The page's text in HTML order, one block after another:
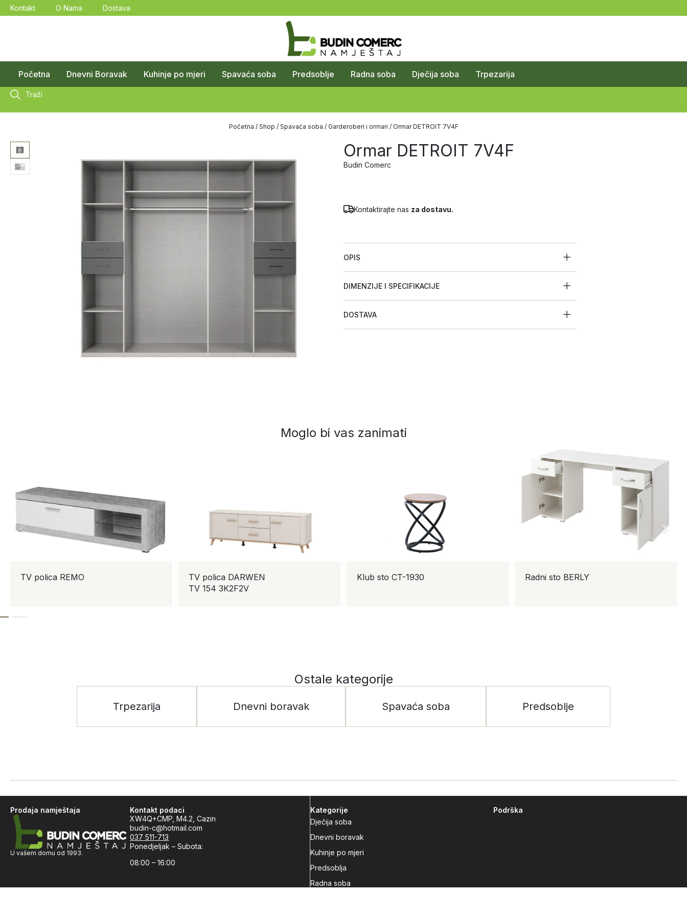
Kontakt O Nama Dostava
Početna Dnevni Boravak Kuhinje po mjeri Spavaća soba Predsoblje Radna soba Dječija soba Trpezarija
Traži
Početna / Shop / Spavaća soba / Garderoberi i ormari / Ormar DETROIT 7V4F
Ormar DETROIT 7V4F
Budin Comerc
Kontaktirajte nas za dostavu.
OPIS
DIMENZIJE I SPECIFIKACIJE
DOSTAVA
Moglo bi vas zanimati
TV polica REMO
TV polica DARWEN
TV 154 3K2F2V
Klub sto CT-1930 Radni sto BERLY
Ostale kategorije
Trpezarija Dnevni boravak Spavaća soba Predsoblje
Prodaja namještaja
U vašem domu od 1993.
Kontakt podaci
XW4Q+CMP, M4.2, Cazin
budin-c@hotmail.com
037 511-713
Ponedjeljak – Subota:
08:00 – 16:00
Kategorije
Dječija soba
Dnevni boravak
Kuhinje po mjeri
Predsoblja
Radna soba
Podrška